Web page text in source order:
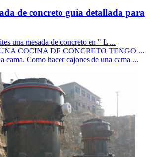
de concreto guía detallada para
una mesada de concreto en " L ...
COCINA DE CONCRETO TENGO ...
cama. Como hacer cajones de una cama ...